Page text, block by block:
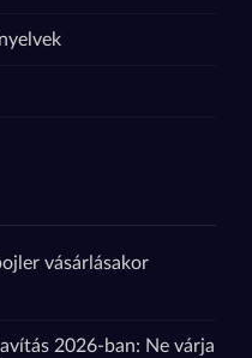
vásárlásakor
2026-ban: Ne várja